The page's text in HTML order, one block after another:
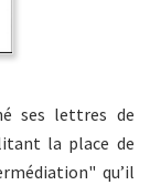
ses lettres de
la place de
qu’il